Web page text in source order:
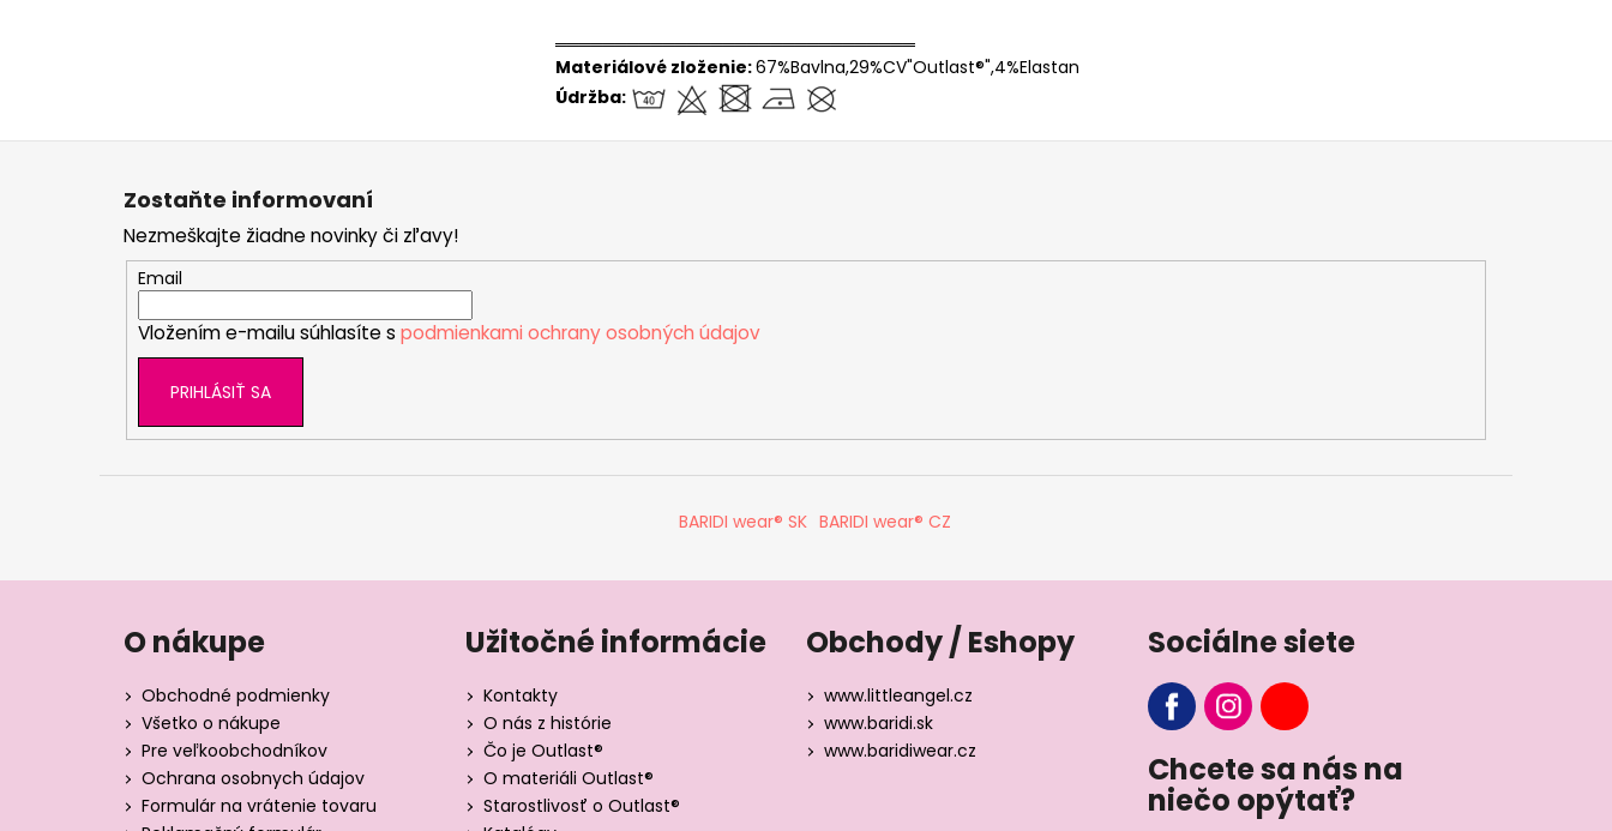
══════════════════════════════
Materiálové zloženie:67%Bavlna,29%CV"Outlast®",4%Elastan
Údržba:
Zostaňte informovaní
Nezmeškajte žiadne novinky či zľavy!
Email
Vložením e-mailu súhlasíte s podmienkami ochrany osobných údajov
PRIHLÁSIŤ SA
BARIDI wear® SK BARIDI wear® CZ
O nákupe
Obchodné podmienky
Všetko o nákupe
Pre veľkoobchodníkov
Ochrana osobnych údajov
Formulár na vrátenie tovaru
Užitočné informácie
Kontakty
O nás z histórie
Čo je Outlast®
O materiáli Outlast®
Starostlivosť o Outlast®
Obchody / Eshopy
www.littleangel.cz
www.baridi.sk
www.baridiwear.cz
Sociálne siete
Chcete sa nás na
niečo opýtať?